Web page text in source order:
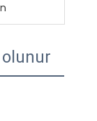
olunur